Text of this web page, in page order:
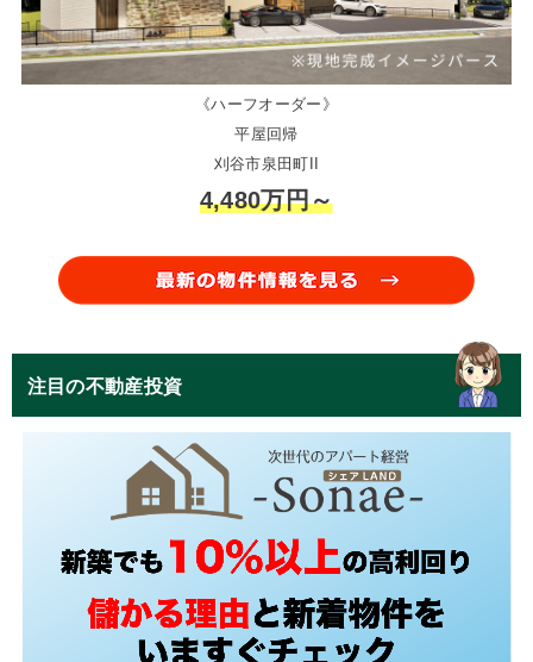
《ハーフオーダー》
平屋回帰
刈谷市泉田町II
4,480万円～
注目の不動産投資